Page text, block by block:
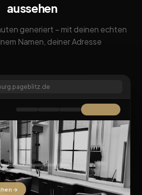
aussehen
generiert – mit deinen echten
Namen, deiner Adresse
→